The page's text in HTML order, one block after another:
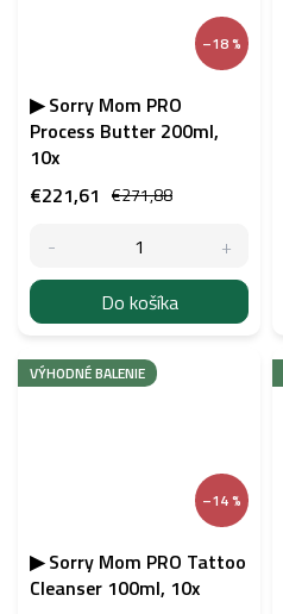
–18 %
▶ Sorry Mom PRO
Process Butter 200ml,
10x
€271,88
€221,61
Do košíka
VÝHODNÉ BALENIE
–14 %
▶ Sorry Mom PRO Tattoo
Cleanser 100ml, 10x